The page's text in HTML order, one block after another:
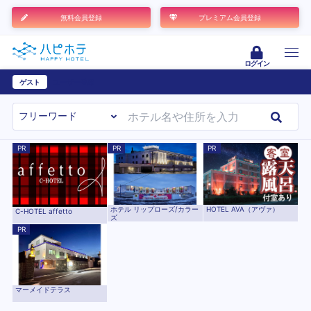
無料会員登録 プレミアム会員登録
ログイン
ゲスト
PR
C-HOTEL affetto
PR
ホテル リップローズ/カラー
ズ
PR
HOTEL AVA（アヴァ）
PR
マーメイドテラス